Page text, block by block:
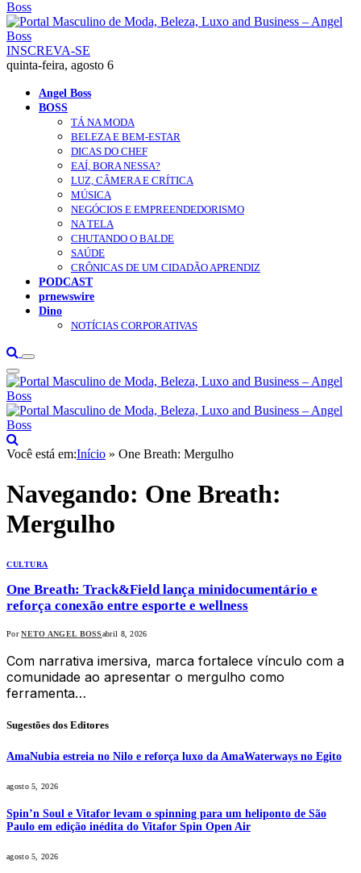
INSCREVA-SE
quinta-feira, agosto 6
Angel Boss
BOSS
TÁ NA MODA
BELEZA E BEM-ESTAR
DICAS DO CHEF
EAÍ, BORA NESSA?
LUZ, CÂMERA E CRÍTICA
MÚSICA
NEGÓCIOS E EMPREENDEDORISMO
NA TELA
CHUTANDO O BALDE
SAÚDE
CRÔNICAS DE UM CIDADÃO APRENDIZ
PODCAST
prnewswire
Dino
NOTÍCIAS CORPORATIVAS
Você está em:Início » One Breath: Mergulho
Navegando: One Breath:
Mergulho
CULTURA
One Breath: Track&Field lança minidocumentário e
reforça conexão entre esporte e wellness
Por NETO ANGEL BOSSabril 8, 2026
Com narrativa imersiva, marca fortalece vínculo com a
comunidade ao apresentar o mergulho como
ferramenta…
Sugestões dos Editores
AmaNubia estreia no Nilo e reforça luxo da AmaWaterways no Egito
agosto 5, 2026
Spin’n Soul e Vitafor levam o spinning para um heliponto de São
Paulo em edição inédita do Vitafor Spin Open Air
agosto 5, 2026